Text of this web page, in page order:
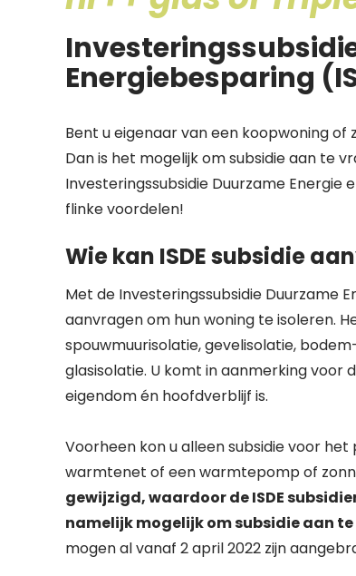
Energiebesparing
Bent u eigenaar van een koopwoning
Dan is het mogelijk om subsidie aan te
Investeringssubsidie Duurzame Energie
flinke voordelen!
Wie kan ISDE subsidie
Met de Investeringssubsidie Duurzame
aanvragen om hun woning te isoleren.
spouwmuurisolatie, gevelisolatie,
glasisolatie. U komt in aanmerking voor
eigendom én hoofdverblijf is.
Voorheen kon u alleen subsidie voor
warmtenet of een warmtepomp of
gewijzigd, waardoor de ISDE
namelijk mogelijk om subsidie aan
mogen al vanaf 2 april 2022 zijn